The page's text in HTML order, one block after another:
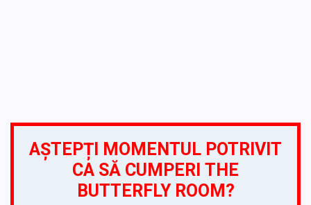
AȘTEPȚI MOMENTUL POTRIVIT
CA SĂ CUMPERI THE
BUTTERFLY ROOM?